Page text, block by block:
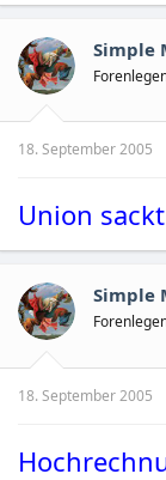
Simple
18. September 2005
Union
Simple
18. September 2005